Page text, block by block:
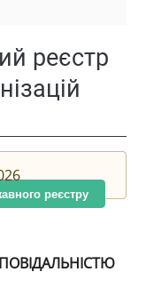
реєстр
реєстру